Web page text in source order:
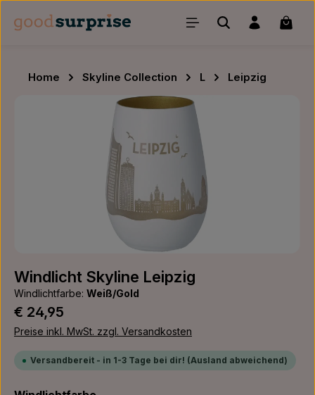
Zum Hauptinhalt springen
Home Skyline Collection L
Leipzig
Bildergalerie überspringen
Windlicht Skyline Leipzig
Windlichtfarbe: Weiß/Gold
Regulärer Preis:
€ 24,95
Preise inkl. MwSt. zzgl. Versandkosten
Versandbereit - in 1-3 Tage bei dir! (Ausland abweichend)